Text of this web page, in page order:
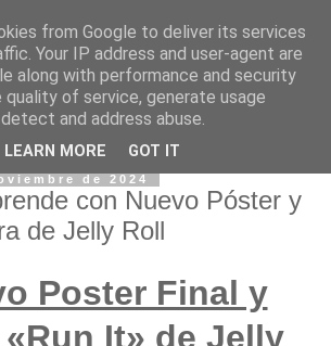
de 2024
con Nuevo Póster y
de Jelly Roll
Poster Final y
It» de Jelly
from Google to deliver its services
Your IP address and user-agent are
along with performance and security
of service, generate usage
and address abuse.
LEARN MORE GOT IT